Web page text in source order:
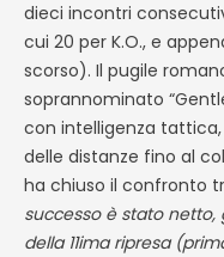
dieci incontri
cui 20 per K.O., e
scorso). Il pugile
soprannominato
con intelligenza
delle distanze fino al
ha chiuso il confronto
successo è stato netto,
della 11ima ripresa